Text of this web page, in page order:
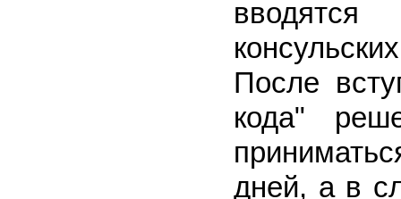
После
кода"
дней, а в